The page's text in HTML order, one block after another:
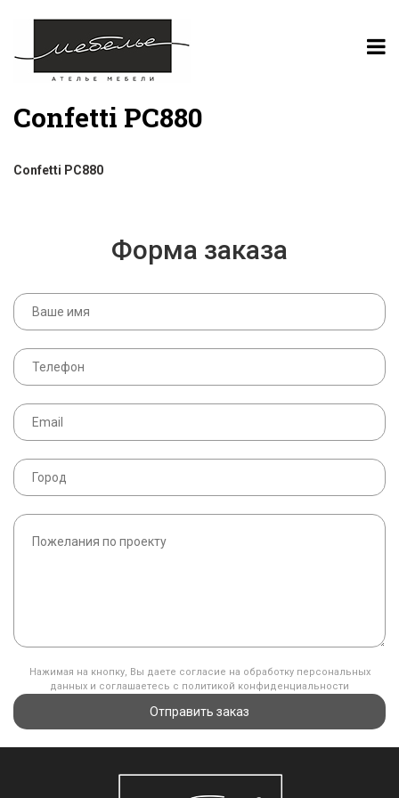
Confetti PC880
Confetti PC880
Форма заказа
Нажимая на кнопку, Вы даете согласие на обработку персональных
данных и соглашаетесь с политикой конфиденциальности
Отправить заказ